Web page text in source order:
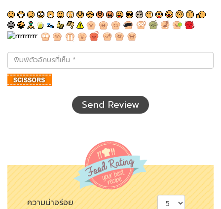
พิมพ์
ตัว
อักษร
ที่
Send Review
ความน่าอร่อย